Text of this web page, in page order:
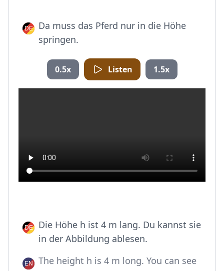
Da muss das Pferd nur in die Höhe
springen.
0.5x Listen 1.5x
Die Höhe h ist 4 m lang. Du kannst sie
in der Abbildung ablesen.
The height h is 4 m long. You can see